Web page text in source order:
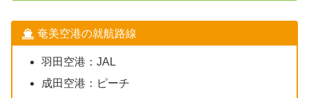
奄美空港の就航路線
羽田空港：JAL
成田空港：ピーチ